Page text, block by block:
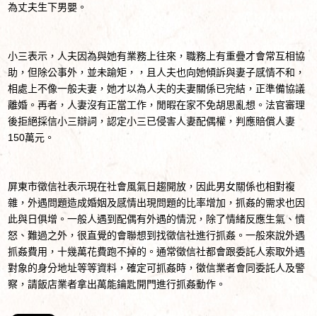
為丈夫生下男嬰。
小三表示，人夫因為與她有業務上往來，職務上有重疊才會常互相協
助，但除公事外，並未踰矩，，且人夫也向她傾訴與妻子感情不和，
相處上不像一般夫妻，她才以為人夫的夫妻關係已完結，正準備協議
離婚。再者，人妻沒有正當工作，閒暇在家不免胡思亂想。法官審理
後拒絕採信小三辯詞，認定小三已侵害人妻配偶權，判應賠償人妻
150萬元。
屏東市徵信社表示現在社會風氣日趨開放，因此男女關係也相對複
雜，外遇問題造成婚姻及感情出現問題的比率增加，抓姦的需求也因
此與日俱增。一般人遇到配偶有外遇的情況，除了情緒反應生氣、憤
怒、難過之外，很直覺的會聯想到找徵信社進行抓姦。一般來說外遇
抓姦費用，十幾萬花費跑不掉的。通常徵信社都會跟委託人索取外遇
對象的身分地址等等資料，確定可抓姦時，徵信業者會同委託人及警
察，請飯店業者拿出萬能鑰匙開門進行抓姦動作。